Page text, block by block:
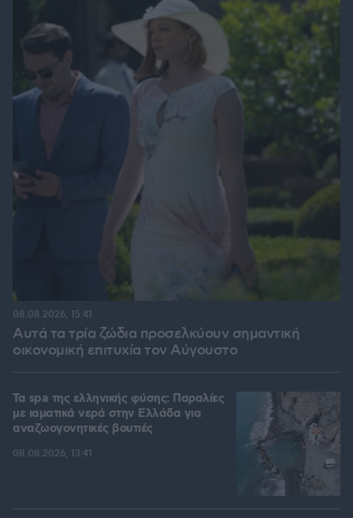
Αυτά τα τρία ζώδια προσελκύουν σημαντική
οικονομική επιτυχία τον Αύγουστο
08.08.2026, 15:41
Τα spa της ελληνικής φύσης: Παραλίες
με ιαματικά νερά στην Ελλάδα για
αναζωογονητικές βουτιές
08.08.2026, 13:41